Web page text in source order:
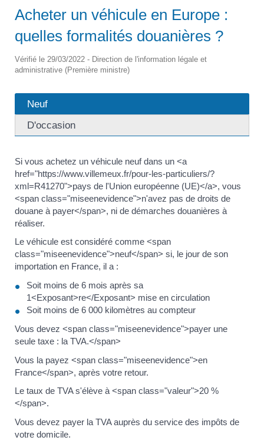
Acheter un véhicule en Europe :
quelles formalités douanières ?
Vérifié le 29/03/2022 - Direction de l'information légale et
administrative (Première ministre)
Neuf
D'occasion
Si vous achetez un véhicule neuf dans un <a
href="https://www.villemeux.fr/pour-les-particuliers/?
xml=R41270">pays de l'Union européenne (UE)</a>, vous
<span class="miseenevidence">n'avez pas de droits de
douane à payer</span>, ni de démarches douanières à
réaliser.
Le véhicule est considéré comme <span
class="miseenevidence">neuf</span> si, le jour de son
importation en France, il a :
Soit moins de 6 mois après sa
1<Exposant>re</Exposant> mise en circulation
Soit moins de 6 000 kilomètres au compteur
Vous devez <span class="miseenevidence">payer une
seule taxe : la TVA.</span>
Vous la payez <span class="miseenevidence">en
France</span>, après votre retour.
Le taux de TVA s'élève à <span class="valeur">20 %
</span>.
Vous devez payer la TVA auprès du service des impôts de
votre domicile.